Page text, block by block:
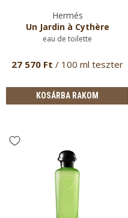
Hermés
Un Jardin à Cythère
eau de toilette
27 570 Ft / 100 ml teszter
KOSÁRBA RAKOM